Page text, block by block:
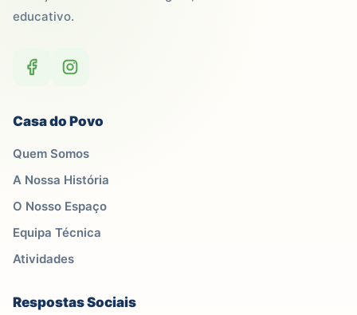
educativo.
Casa do Povo
Quem Somos
A Nossa História
O Nosso Espaço
Equipa Técnica
Atividades
Respostas Sociais